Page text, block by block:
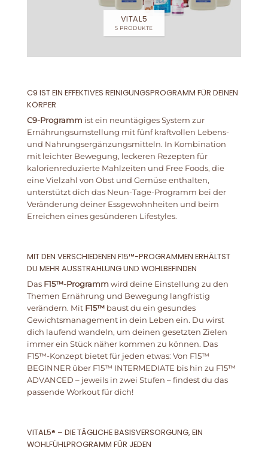
VITAL5
5 PRODUKTE
C9 IST EIN EFFEKTIVES REINIGUNGSPROGRAMM FÜR DEINEN
KÖRPER
C9-Programm ist ein neuntägiges System zur
Ernährungsumstellung mit fünf kraftvollen Lebens-
und Nahrungsergänzungsmitteln. In Kombination
mit leichter Bewegung, leckeren Rezepten für
kalorienreduzierte Mahlzeiten und Free Foods, die
eine Vielzahl von Obst und Gemüse enthalten,
unterstützt dich das Neun-Tage-Programm bei der
Veränderung deiner Essgewohnheiten und beim
Erreichen eines gesünderen Lifestyles.
MIT DEN VERSCHIEDENEN F15™-PROGRAMMEN ERHÄLTST
DU MEHR AUSSTRAHLUNG UND WOHLBEFINDEN
Das F15™-Programm wird deine Einstellung zu den
Themen Ernährung und Bewegung langfristig
verändern. Mit F15™ baust du ein gesundes
Gewichtsmanagement in dein Leben ein. Du wirst
dich laufend wandeln, um deinen gesetzten Zielen
immer ein Stück näher kommen zu können. Das
F15™-Konzept bietet für jeden etwas: Von F15™
BEGINNER über F15™ INTERMEDIATE bis hin zu F15™
ADVANCED – jeweils in zwei Stufen – findest du das
passende Workout für dich!
VITAL5® – DIE TÄGLICHE BASISVERSORGUNG, EIN
WOHLFÜHLPROGRAMM FÜR JEDEN